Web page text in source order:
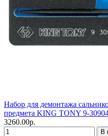
Набор для демонтажа
предмета KING TONY 9-
3260.00р.
В